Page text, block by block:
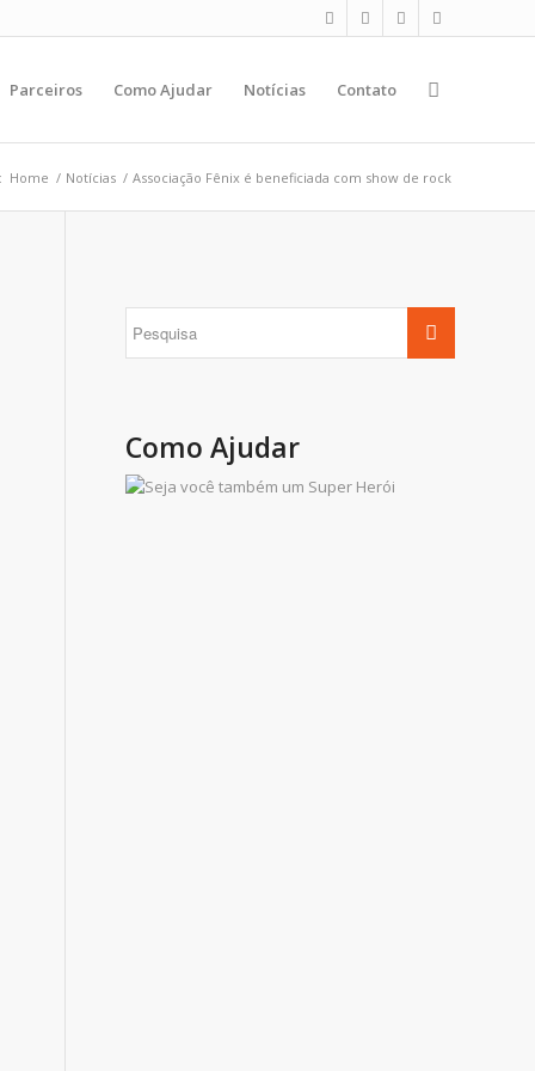
Parceiros Como Ajudar Notícias Contato
Home / Notícias / Associação Fênix é beneficiada com show de rock
Como Ajudar